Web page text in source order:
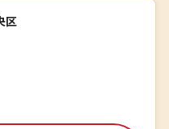
区